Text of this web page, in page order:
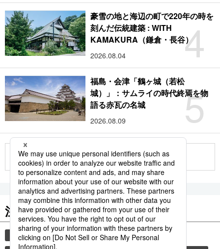
4
豪雪の地と海辺の町で220年の時を
刻んだ伝統建築 : WITH
KAMAKURA（鎌倉・長谷）
2026.08.04
5
福島・会津「鶴ヶ城（若松
城）」：サムライの時代終焉を物
語る赤瓦の名城
2026.08.09
もっと見る
注目のキーワード
共同通信ニュース 気象・災害
災害